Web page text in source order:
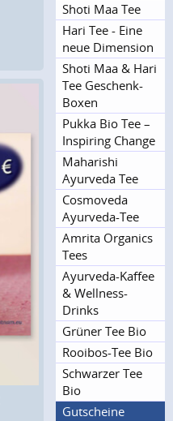
Shoti Maa Tee
Hari Tee - Eine
neue Dimension
Shoti Maa & Hari
Tee Geschenk-
Boxen
Pukka Bio Tee –
Inspiring Change
Maharishi
Ayurveda Tee
Cosmoveda
Ayurveda-Tee
Amrita Organics
Tees
Ayurveda-Kaffee
& Wellness-
Drinks
Grüner Tee Bio
Rooibos-Tee Bio
Schwarzer Tee
Bio
Gutscheine